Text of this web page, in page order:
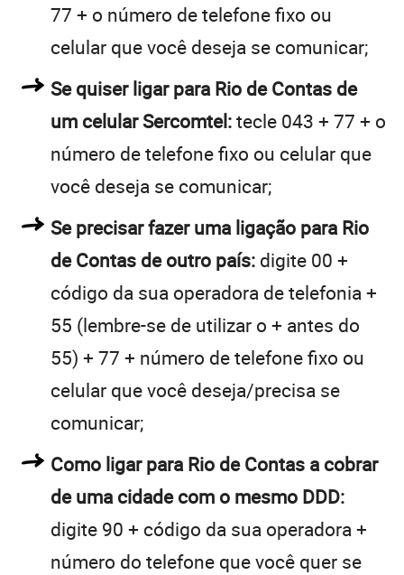
77 + o número de telefone fixo ou
celular que você deseja se comunicar;
Se quiser ligar para Rio de Contas de
um celular Sercomtel:tecle 043 + 77 + o
número de telefone fixo ou celular que
você deseja se comunicar;
Se precisar fazer uma ligação para Rio
de Contas de outro país: digite 00 +
código da sua operadora de telefonia +
55 (lembre-se de utilizar o + antes do
55) + 77 + número de telefone fixo ou
celular que você deseja/precisa se
comunicar;
Como ligar para Rio de Contas a cobrar
de uma cidade com o mesmo DDD:
digite 90 + código da sua operadora +
número do telefone que você quer se